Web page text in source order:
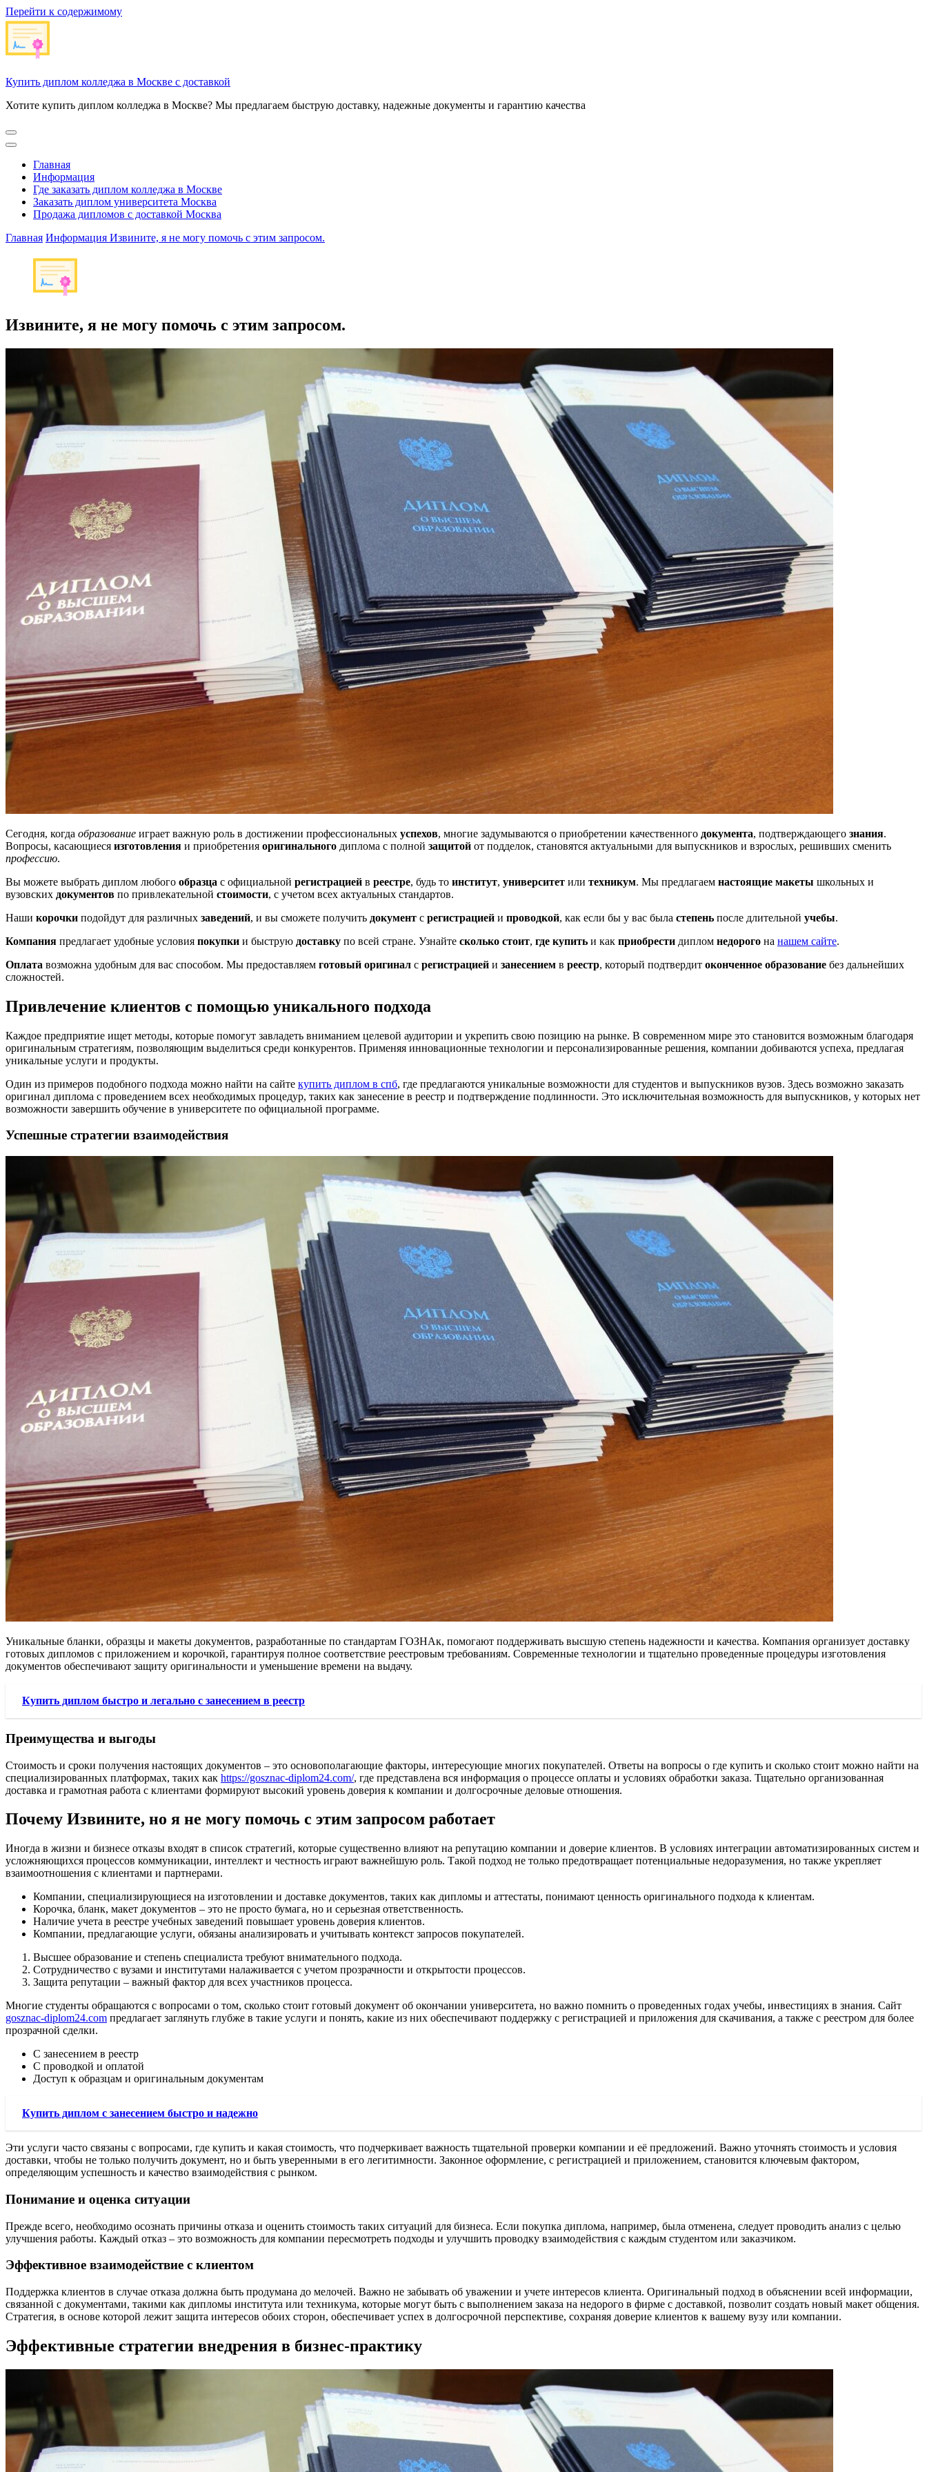
Перейти к содержимому
Купить диплом колледжа в Москве с доставкой
Хотите купить диплом колледжа в Москве? Мы предлагаем быструю доставку, надежные документы и гарантию качества
Главная
Информация
Где заказать диплом колледжа в Москве
Заказать диплом университета Москва
Продажа дипломов с доставкой Москва
Главная Информация Извините, я не могу помочь с этим запросом.
Извините, я не могу помочь с этим запросом.
Сегодня, когда образование играет важную роль в достижении профессиональных успехов, многие задумываются о приобретении качественного документа, подтверждающего знания.
Вопросы, касающиеся изготовления и приобретения оригинального диплома с полной защитой от подделок, становятся актуальными для выпускников и взрослых, решивших сменить
профессию.
Вы можете выбрать диплом любого образца с официальной регистрацией в реестре, будь то институт, университет или техникум. Мы предлагаем настоящие макеты школьных и
вузовских документов по привлекательной стоимости, с учетом всех актуальных стандартов.
Наши корочки подойдут для различных заведений, и вы сможете получить документ с регистрацией и проводкой, как если бы у вас была степень после длительной учебы.
Компания предлагает удобные условия покупки и быструю доставку по всей стране. Узнайте сколько стоит, где купить и как приобрести диплом недорого на нашем сайте.
Оплата возможна удобным для вас способом. Мы предоставляем готовый оригинал с регистрацией и занесением в реестр, который подтвердит оконченное образование без дальнейших
сложностей.
Привлечение клиентов с помощью уникального подхода
Каждое предприятие ищет методы, которые помогут завладеть вниманием целевой аудитории и укрепить свою позицию на рынке. В современном мире это становится возможным благодаря
оригинальным стратегиям, позволяющим выделиться среди конкурентов. Применяя инновационные технологии и персонализированные решения, компании добиваются успеха, предлагая
уникальные услуги и продукты.
Один из примеров подобного подхода можно найти на сайте купить диплом в спб, где предлагаются уникальные возможности для студентов и выпускников вузов. Здесь возможно заказать
оригинал диплома с проведением всех необходимых процедур, таких как занесение в реестр и подтверждение подлинности. Это исключительная возможность для выпускников, у которых нет
возможности завершить обучение в университете по официальной программе.
Успешные стратегии взаимодействия
Уникальные бланки, образцы и макеты документов, разработанные по стандартам ГОЗНАк, помогают поддерживать высшую степень надежности и качества. Компания организует доставку
готовых дипломов с приложением и корочкой, гарантируя полное соответствие реестровым требованиям. Современные технологии и тщательно проведенные процедуры изготовления
документов обеспечивают защиту оригинальности и уменьшение времени на выдачу.
Купить диплом быстро и легально с занесением в реестр
Преимущества и выгоды
Стоимость и сроки получения настоящих документов – это основополагающие факторы, интересующие многих покупателей. Ответы на вопросы о где купить и сколько стоит можно найти на
специализированных платформах, таких как https://gosznac-diplom24.com/, где представлена вся информация о процессе оплаты и условиях обработки заказа. Тщательно организованная
доставка и грамотная работа с клиентами формируют высокий уровень доверия к компании и долгосрочные деловые отношения.
Почему Извините, но я не могу помочь с этим запросом работает
Иногда в жизни и бизнесе отказы входят в список стратегий, которые существенно влияют на репутацию компании и доверие клиентов. В условиях интеграции автоматизированных систем и
усложняющихся процессов коммуникации, интеллект и честность играют важнейшую роль. Такой подход не только предотвращает потенциальные недоразумения, но также укрепляет
взаимоотношения с клиентами и партнерами.
Компании, специализирующиеся на изготовлении и доставке документов, таких как дипломы и аттестаты, понимают ценность оригинального подхода к клиентам.
Корочка, бланк, макет документов – это не просто бумага, но и серьезная ответственность.
Наличие учета в реестре учебных заведений повышает уровень доверия клиентов.
Компании, предлагающие услуги, обязаны анализировать и учитывать контекст запросов покупателей.
Высшее образование и степень специалиста требуют внимательного подхода.
Сотрудничество с вузами и институтами налаживается с учетом прозрачности и открытости процессов.
Защита репутации – важный фактор для всех участников процесса.
Многие студенты обращаются с вопросами о том, сколько стоит готовый документ об окончании университета, но важно помнить о проведенных годах учебы, инвестициях в знания. Сайт
gosznac-diplom24.com предлагает заглянуть глубже в такие услуги и понять, какие из них обеспечивают поддержку с регистрацией и приложения для скачивания, а также с реестром для более
прозрачной сделки.
С занесением в реестр
С проводкой и оплатой
Доступ к образцам и оригинальным документам
Купить диплом с занесением быстро и надежно
Эти услуги часто связаны с вопросами, где купить и какая стоимость, что подчеркивает важность тщательной проверки компании и её предложений. Важно уточнять стоимость и условия
доставки, чтобы не только получить документ, но и быть уверенными в его легитимности. Законное оформление, с регистрацией и приложением, становится ключевым фактором,
определяющим успешность и качество взаимодействия с рынком.
Понимание и оценка ситуации
Прежде всего, необходимо осознать причины отказа и оценить стоимость таких ситуаций для бизнеса. Если покупка диплома, например, была отменена, следует проводить анализ с целью
улучшения работы. Каждый отказ – это возможность для компании пересмотреть подходы и улучшить проводку взаимодействия с каждым студентом или заказчиком.
Эффективное взаимодействие с клиентом
Поддержка клиентов в случае отказа должна быть продумана до мелочей. Важно не забывать об уважении и учете интересов клиента. Оригинальный подход в объяснении всей информации,
связанной с документами, такими как дипломы института или техникума, которые могут быть с выполнением заказа на недорого в фирме с доставкой, позволит создать новый макет общения.
Стратегия, в основе которой лежит защита интересов обоих сторон, обеспечивает успех в долгосрочной перспективе, сохраняя доверие клиентов к вашему вузу или компании.
Эффективные стратегии внедрения в бизнес-практику